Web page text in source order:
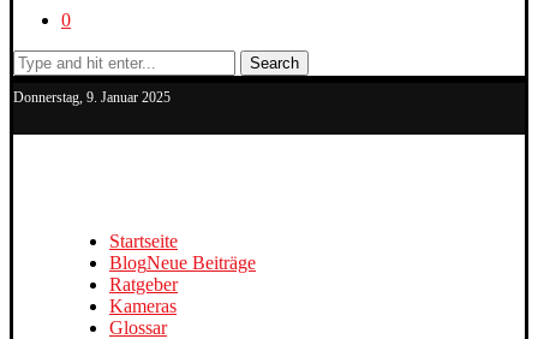
0
Search
Donnerstag, 9. Januar 2025
Startseite
BlogNeue Beiträge
Ratgeber
Kameras
Glossar